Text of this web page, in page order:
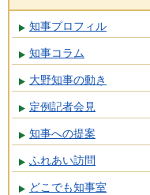
知事プロフィル
知事コラム
大野知事の動き
定例記者会見
知事への提案
ふれあい訪問
どこでも知事室